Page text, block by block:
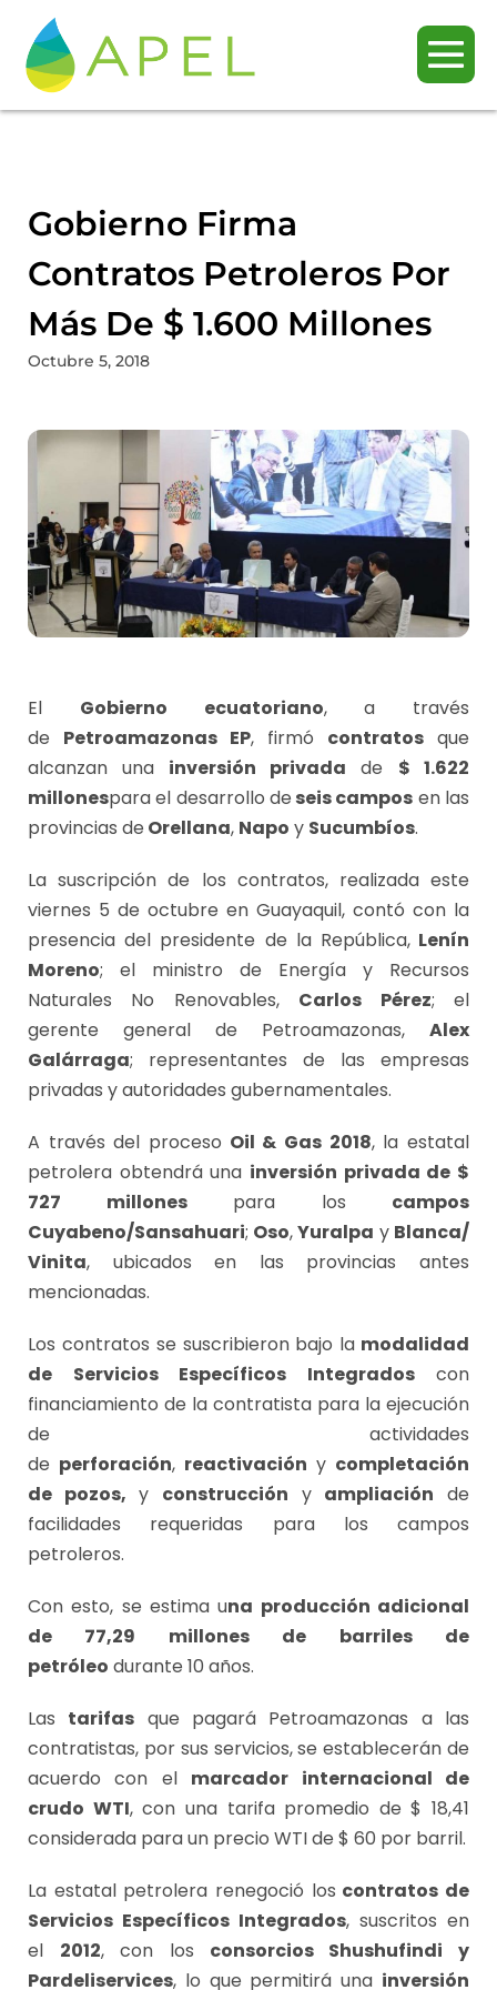
Gobierno Firma
Contratos Petroleros Por
Más De $ 1.600 Millones
Octubre 5, 2018
El Gobierno ecuatoriano, a través
de Petroamazonas EP, firmó contratos que
alcanzan una inversión privada de $ 1.622
millonespara el desarrollo de seis campos en las
provincias de Orellana, Napo y Sucumbíos.
La suscripción de los contratos, realizada este
viernes 5 de octubre en Guayaquil, contó con la
presencia del presidente de la República,Lenín
Moreno; el ministro de Energía y Recursos
Naturales No Renovables, Carlos Pérez; el
gerente general de Petroamazonas, Alex
Galárraga; representantes de las empresas
privadas y autoridades gubernamentales.
A través del proceso Oil & Gas 2018, la estatal
petrolera obtendrá una inversión privada de $
727 millonespara los campos
Cuyabeno/Sansahuari; Oso,Yuralpa y Blanca/
Vinita, ubicados en las provincias antes
mencionadas.
Los contratos se suscribieron bajo la modalidad
de Servicios Específicos Integradoscon
financiamiento de la contratista para la ejecución
de actividades
de perforación, reactivación y completación
de pozos, y construcción y ampliación de
facilidades requeridas para los campos
petroleros.
Con esto, se estima una producción adicional
de 77,29 millones de barriles de
petróleo durante 10 años.
Las tarifas que pagará Petroamazonas a las
contratistas, por sus servicios, se establecerán de
acuerdo con el marcador internacional de
crudo WTI, con una tarifa promedio de $ 18,41
considerada para un precio WTI de $ 60 por barril.
La estatal petrolera renegoció los contratos de
Servicios Específicos Integrados, suscritos en
el 2012, con los consorcios Shushufindi y
Pardeliservices, lo que permitirá una inversión